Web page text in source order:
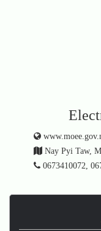
Nay Pyi Taw,
0673410072,